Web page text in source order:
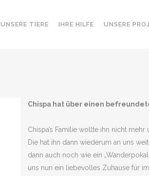
UNSERE TIERE IHRE HILFE UNSERE
Chispa hat über einen
Chispa’s Familie wollte ihn nicht
Die hat ihn dann wiederum an uns
dann auch noch wie ein
uns nun ein liebevolles Zuhause für